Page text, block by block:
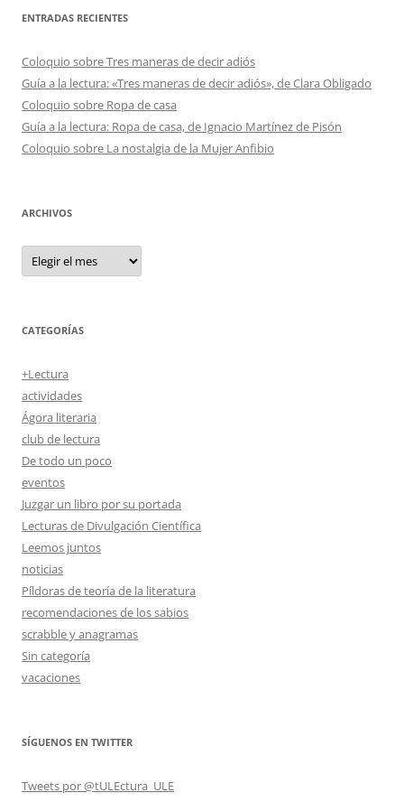
ENTRADAS RECIENTES
Coloquio sobre Tres maneras de decir adiós
Guía a la lectura: «Tres maneras de decir adiós», de Clara Obligado
Coloquio sobre Ropa de casa
Guía a la lectura: Ropa de casa, de Ignacio Martínez de Pisón
Coloquio sobre La nostalgia de la Mujer Anfibio
ARCHIVOS
Archivos
CATEGORÍAS
+Lectura
actividades
Ágora literaria
club de lectura
De todo un poco
eventos
Juzgar un libro por su portada
Lecturas de Divulgación Científica
Leemos juntos
noticias
Píldoras de teoría de la literatura
recomendaciones de los sabios
scrabble y anagramas
Sin categoría
vacaciones
SÍGUENOS EN TWITTER
Tweets por @tULEctura_ULE